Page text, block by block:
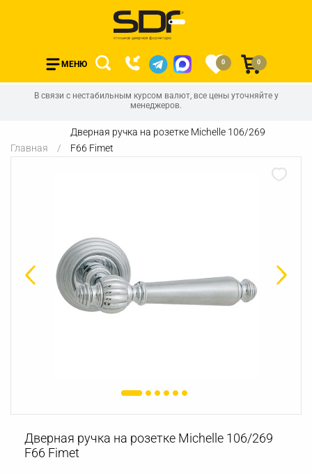
МЕНЮ 0 0
В связи с нестабильным курсом валют, все цены уточняйте у
менеджеров.
Главная
Дверная ручка на розетке Michelle 106/269
F66 Fimet
Дверная ручка на розетке Michelle 106/269
F66 Fimet